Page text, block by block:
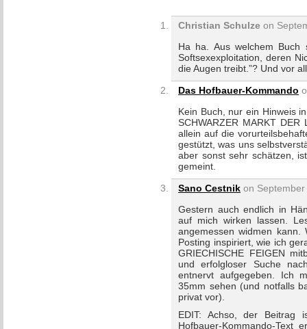
Christian Schulze on
Ha ha. Aus welchem Buch
Softsexexploitation, deren
die Augen treibt.”? Und vor
Das Hofbauer-Kommando
Kein Buch, nur ein Hinweis
SCHWARZER MARKT
allein auf die
gestützt, was uns
aber sonst sehr schätzen,
gemeint.
Sano Cestnik on
Gestern auch endlich in
auf mich wirken lassen.
angemessen widmen kann.
Posting inspiriert, wie ich
GRIECHISCHE FEIGEN
und erfolgloser Suche
entnervt aufgegeben. Ich
35mm sehen (und notfalls
privat vor).
EDIT: Achso, der Beitrag
Hofbauer-Kommando-Text